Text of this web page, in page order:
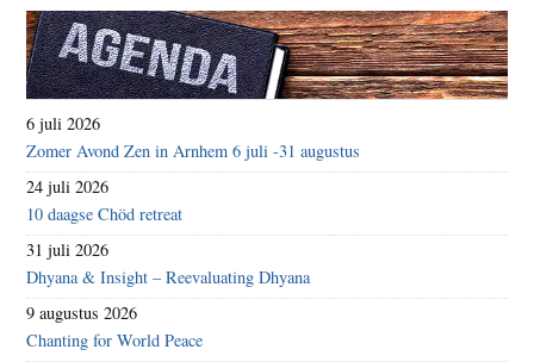
6 juli 2026
Zomer Avond Zen in Arnhem 6 juli -31 augustus
24 juli 2026
10 daagse Chöd retreat
31 juli 2026
Dhyana & Insight – Reevaluating Dhyana
9 augustus 2026
Chanting for World Peace